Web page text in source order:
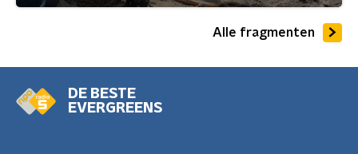
Alle fragmenten
DE BESTE
EVERGREENS